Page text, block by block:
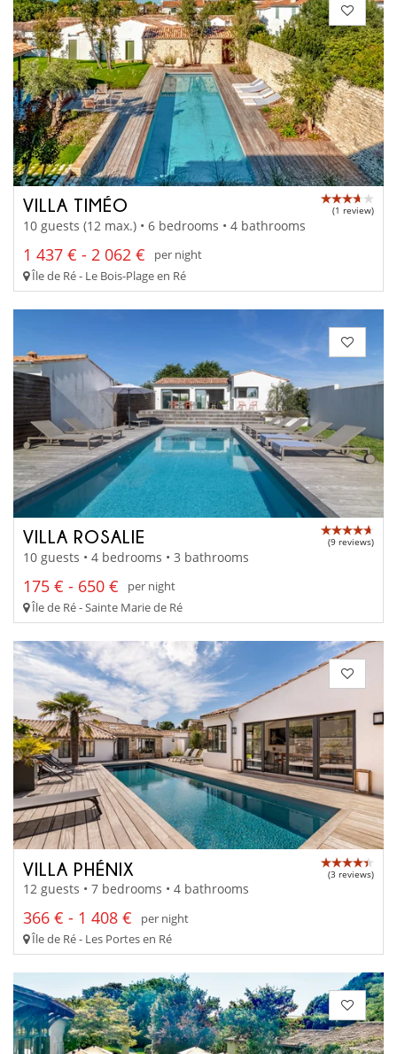
VILLA TIMÉO (1 review)
10 guests (12 max.) • 6 bedrooms • 4 bathrooms
1 437 € - 2 062 €
per night
Île de Ré - Le Bois-Plage en Ré
VILLA ROSALIE (9 reviews)
10 guests • 4 bedrooms • 3 bathrooms
175 € - 650 €
per night
Île de Ré - Sainte Marie de Ré
VILLA PHÉNIX (3 reviews)
12 guests • 7 bedrooms • 4 bathrooms
366 € - 1 408 €
per night
Île de Ré - Les Portes en Ré